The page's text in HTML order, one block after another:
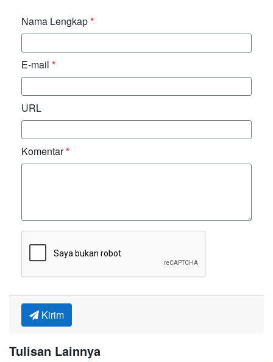
Nama Lengkap*
E-mail *
URL
Komentar*
Kirim
Tulisan Lainnya